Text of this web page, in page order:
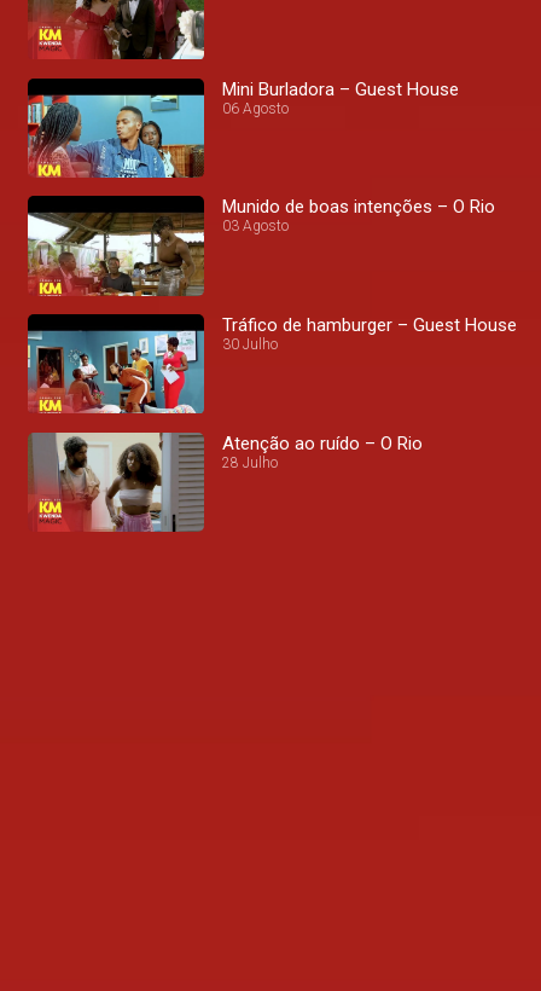
Mini Burladora – Guest House
06 Agosto
Munido de boas intenções – O Rio
03 Agosto
Tráfico de hamburger – Guest House
30 Julho
Atenção ao ruído – O Rio
28 Julho